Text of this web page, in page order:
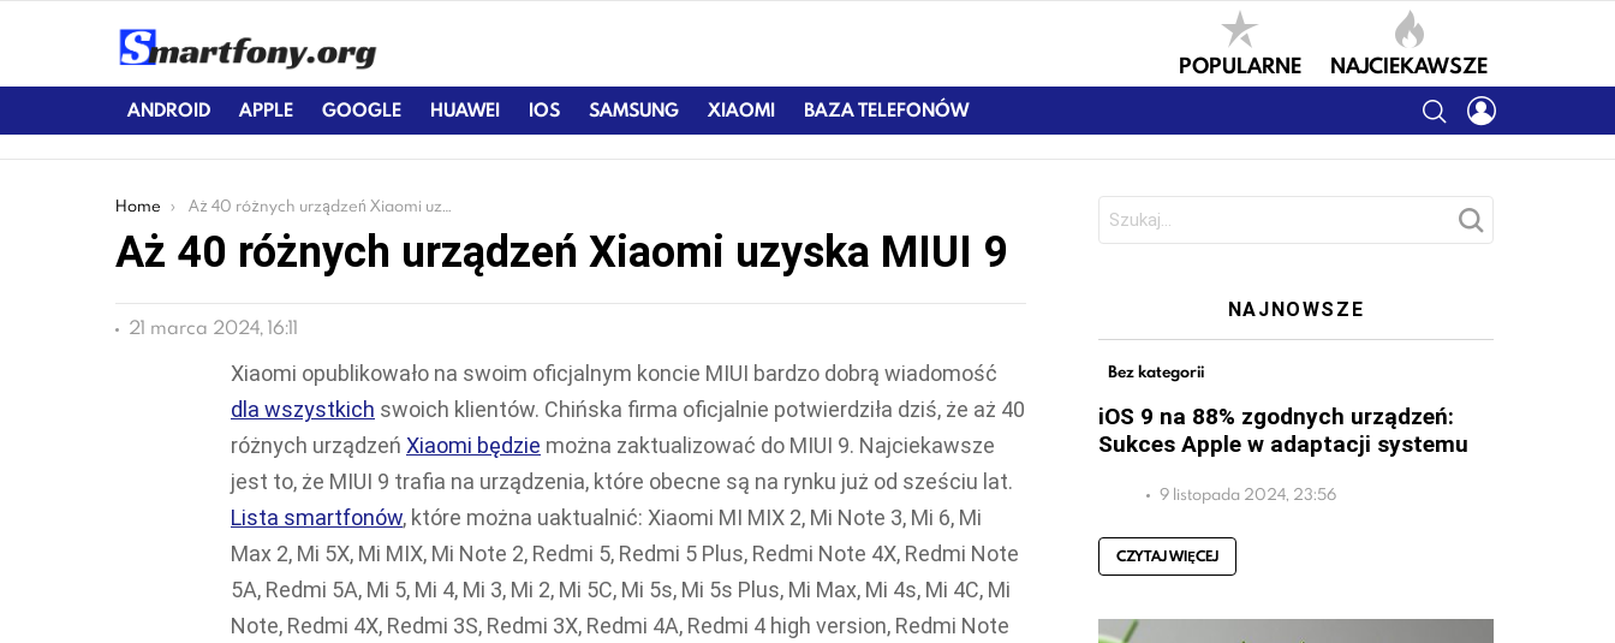
POPULARNE NAJCIEKAWSZE
ANDROID APPLE GOOGLE HUAWEI IOS SAMSUNG XIAOMI BAZA TELEFONÓW SEARCH
You are here:
Home Aż 40 różnych urządzeń Xiaomi uzyska MIUI 9
Aż 40 różnych urządzeń Xiaomi uzyska MIUI 9
21 marca 2024, 16:11
Xiaomi opublikowało na swoim oficjalnym koncie MIUI bardzo dobrą wiadomość
dla wszystkich swoich klientów. Chińska firma oficjalnie potwierdziła dziś, że aż 40
różnych urządzeń Xiaomi będzie można zaktualizować do MIUI 9. Najciekawsze
jest to, że MIUI 9 trafia na urządzenia, które obecne są na rynku już od sześciu lat.
Lista smartfonów, które można uaktualnić: Xiaomi MI MIX 2, Mi Note 3, Mi 6, Mi
Max 2, Mi 5X, Mi MIX, Mi Note 2, Redmi 5, Redmi 5 Plus, Redmi Note 4X, Redmi Note
5A, Redmi 5A, Mi 5, Mi 4, Mi 3, Mi 2, Mi 5C, Mi 5s, Mi 5s Plus, Mi Max, Mi 4s, Mi 4C, Mi
Note, Redmi 4X, Redmi 3S, Redmi 3X, Redmi 4A, Redmi 4 high version, Redmi Note
NAJNOWSZE
Bez kategorii
iOS 9 na 88% zgodnych urządzeń:
Sukces Apple w adaptacji systemu
9 listopada 2024, 23:56
CZYTAJ WIĘCEJ